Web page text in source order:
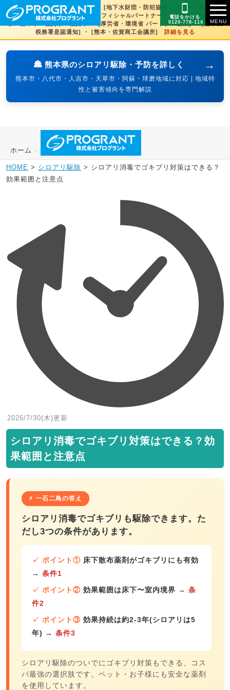
[文化財虫菌害研究所 賛助会員] ・ [地下水財団・防犯協会・スポーツ協会×3県
賛助] ・ [火の国サラマンダーズオフィシャルパートナー] ・ [SDGs登録] 熊本
県・熊本市・佐賀県・佐賀市 ・ [厚労省・環境省 パートナー企業] ・ [熊本西
税務署是認通知] ・ [熊本・佐賀商工会議所] 詳細を見る
→
🏯 熊本県のシロアリ駆除・予防を詳しく
熊本市・八代市・人吉市・天草市・阿蘇・球磨地域に対応 | 地域特
性と被害傾向を専門解説
電話をかける
0120-778-114
ホーム ›
HOME > シロアリ駆除 > シロアリ消毒でゴキブリ対策はできる？
効果範囲と注意点
2026/7/30(木)更新
シロアリ消毒でゴキブリ対策はできる？効
果範囲と注意点
⚡ 一石二鳥の答え
シロアリ消毒でゴキブリも駆除できます。た
だし3つの条件があります。
✓ ポイント① 床下散布薬剤がゴキブリにも有効
→ 条件1
✓ ポイント② 効果範囲は床下〜室内境界 → 条
件2
✓ ポイント③ 効果持続は約2-3年(シロアリは5
年) → 条件3
シロアリ駆除のついでにゴキブリ対策もできる、コス
パ最強の選択肢です。ペット・お子様にも安全な薬剤
を使用しています。